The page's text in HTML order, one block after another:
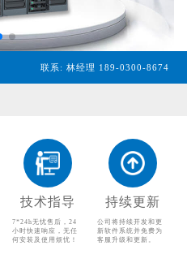
联系: 林经理 189-0300-8674
技术指导
7*24h无忧售后，24
小时快速响应，无任
何安装及使用烦忧！
持续更新
公司将持续开发和更
新软件系统并免费为
客服升级和更新。